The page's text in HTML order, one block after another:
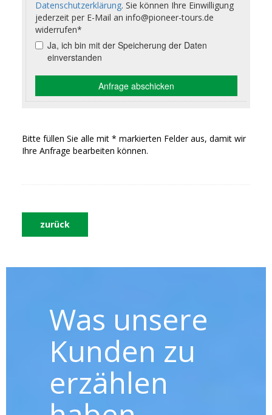
Bitte füllen Sie alle mit * markierten Felder aus, damit wir
Ihre Anfrage bearbeiten können.
zurück
Was unsere
Kunden zu
erzählen